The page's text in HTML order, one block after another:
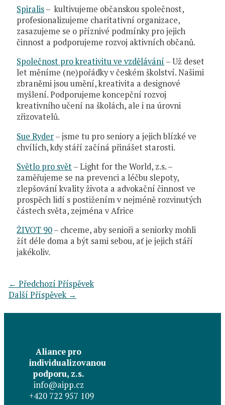
Spiralis– kultivujeme občanskou společnost,
profesionalizujeme charitativní organizace,
zasazujeme se o příznivé podmínky pro jejich
činnost a podporujeme rozvoj aktivních občanů.
Společnost pro kreativitu ve vzdělávání – Už deset
let měníme (ne)pořádky v českém školství. Našimi
zbraněmi jsou umění, kreativita a designové
myšlení. Podporujeme koncepční rozvoj
kreativního učení na školách, ale i na úrovni
zřizovatelů.
Sue Ryder– jsme tu pro seniory a jejich blízké ve
chvílích, kdy stáří začíná přinášet starosti.
Světlo pro svět– Light for the World, z.s. –
zaměřujeme se na prevenci a léčbu slepoty,
zlepšování kvality života a advokační činnost ve
prospěch lidí s postižením v nejméně rozvinutých
částech světa, zejména v Africe
ŽIVOT 90– chceme, aby senioři a seniorky mohli
žít déle doma a být sami sebou, ať je jejich stáří
jakékoliv.
← Předchozí Příspěvek
Další Příspěvek →
Aliance pro
individualizovanou
podporu, z.s.
info@aipp.cz
+420 722 957 109